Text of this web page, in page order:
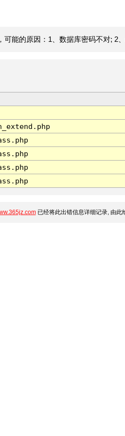
能的原因：1、数据库密码不对; 2、
已经将此出错信息详细记录, 由此